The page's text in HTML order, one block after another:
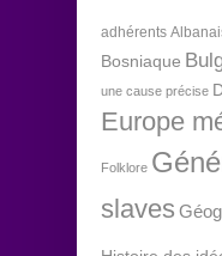
adhérents
Bosniaque
une cause précise
Europe
Folklore
slaves